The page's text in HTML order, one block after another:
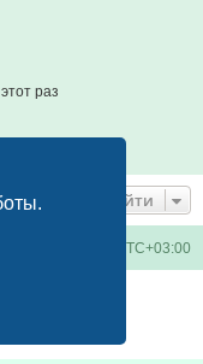
раз
Перейти
UTC+03:00